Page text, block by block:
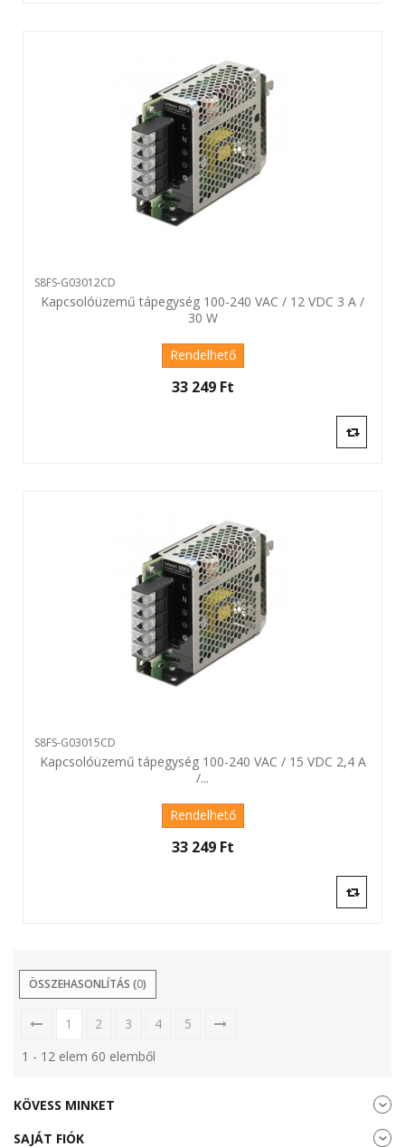
S8FS-G03012CD
Kapcsolóüzemű tápegység 100-240 VAC / 12 VDC 3 A /
30 W
Rendelhető
33 249 Ft‎
S8FS-G03015CD
Kapcsolóüzemű tápegység 100-240 VAC / 15 VDC 2,4 A
/...
Rendelhető
33 249 Ft‎
ÖSSZEHASONLÍTÁS (0)
1 2 3 4
5
1 - 12 elem 60 elemből
KÖVESS MINKET
SAJÁT FIÓK